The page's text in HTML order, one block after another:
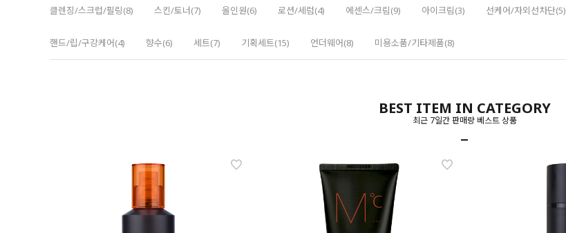
클렌징/스크럽/필링(8) 스킨/토너(7) 올인원(6) 로션/세럼(4) 에센스/크림(9) 아이크림(3) 선케어/자외선차단(5)
핸드/립/구강케어(4) 향수(6) 세트(7) 기획세트(15) 언더웨어(8) 미용소품/기타제품(8)
BEST ITEM IN CATEGORY
최근 7일간 판매량 베스트 상품